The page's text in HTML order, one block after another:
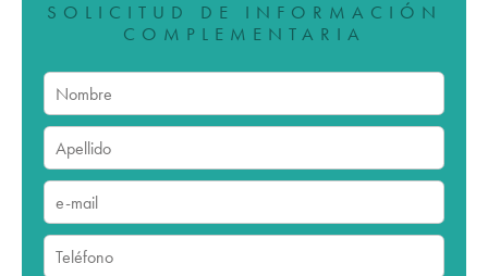
SOLICITUD DE INFORMACIÓN
COMPLEMENTARIA